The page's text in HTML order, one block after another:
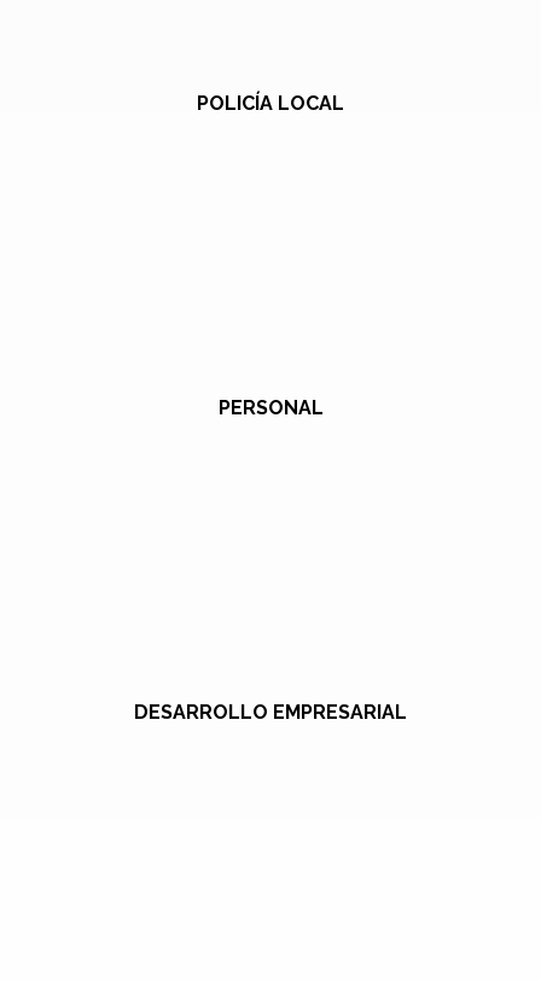
POLICÍA LOCAL
PERSONAL
DESARROLLO EMPRESARIAL